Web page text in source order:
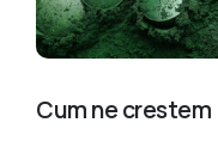
Cum ne